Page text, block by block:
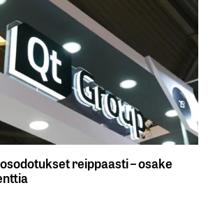
reippaasti – osake